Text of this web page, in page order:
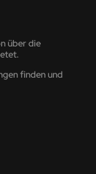
über die
finden und